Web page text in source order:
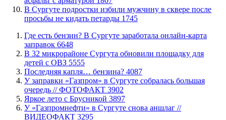
В Сургуте подростки избили мужчину в сквере после
просьбы не кидать петарды 1745
​Где есть бензин? В Сургуте заработала онлайн-карта
заправок 6648
В 32 микрорайоне Сургута обновили площадку для
детей с ОВЗ 5555
​Последняя капля… бензина? 4087
​У заправки «Газпром» в Сургуте собралась большая
очередь // ФОТОФАКТ 3902
Яркое лето с Брусникой 3897
У «Газпромнефти» в Сургуте снова аншлаг //
ВИДЕОФАКТ 3295